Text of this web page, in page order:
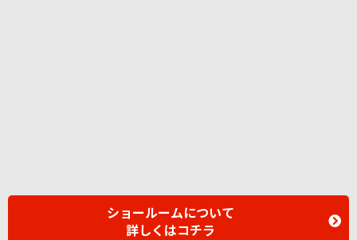
ショールームについて
詳しくはコチラ